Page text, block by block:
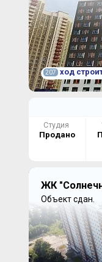
207 ход
Студия
Продано
ЖК
Объект сдан.